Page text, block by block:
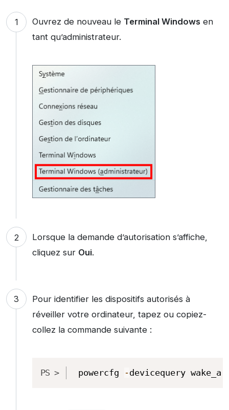
Ouvrez de nouveau le Terminal Windowsen
tant qu’administrateur.
Lorsque la demande d’autorisation s’affiche,
cliquez sur Oui.
Pour identifier les dispositifs autorisés à
réveiller votre ordinateur, tapez ou copiez-
collez la commande suivante :
powercfg -devicequery Copy